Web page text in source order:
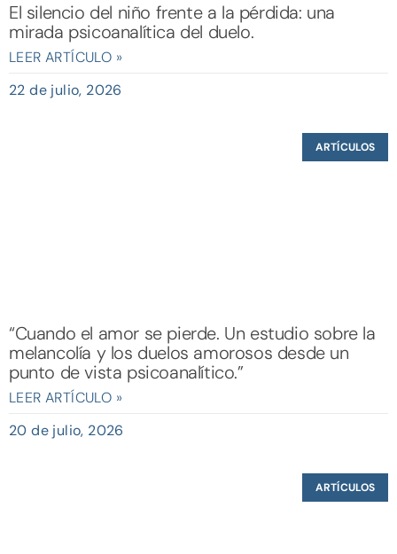
El silencio del niño frente a la pérdida: una
mirada psicoanalítica del duelo.
LEER ARTÍCULO »
22 de julio, 2026
ARTÍCULOS
“Cuando el amor se pierde. Un estudio sobre la
melancolía y los duelos amorosos desde un
punto de vista psicoanalítico.”
LEER ARTÍCULO »
20 de julio, 2026
ARTÍCULOS